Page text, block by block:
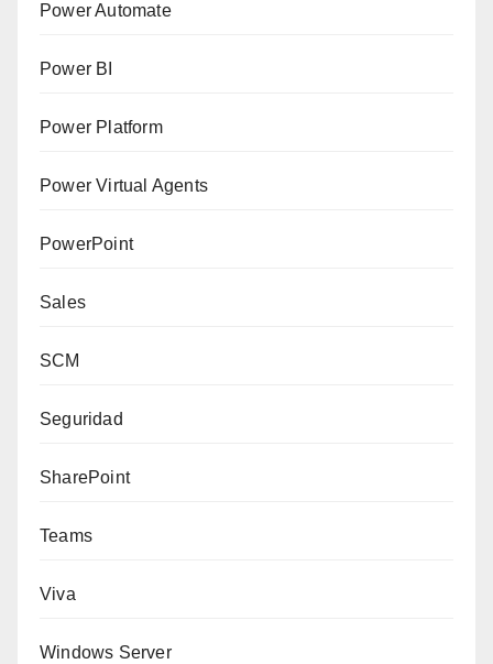
Power Automate
Power BI
Power Platform
Power Virtual Agents
PowerPoint
Sales
SCM
Seguridad
SharePoint
Teams
Viva
Windows Server